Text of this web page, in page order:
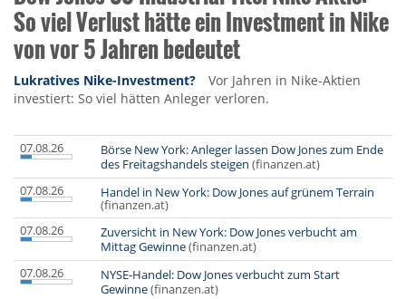
So viel Verlust hätte ein Investment in Nike
von vor 5 Jahren bedeutet
Lukratives Nike-Investment?
Vor Jahren in Nike-Aktien
investiert: So viel hätten Anleger verloren.
07.08.26
Börse New York: Anleger lassen Dow Jones zum Ende
des Freitagshandels steigen (finanzen.at)
07.08.26
Handel in New York: Dow Jones auf grünem Terrain
(finanzen.at)
07.08.26
Zuversicht in New York: Dow Jones verbucht am
Mittag Gewinne(finanzen.at)
07.08.26
NYSE-Handel: Dow Jones verbucht zum Start
Gewinne(finanzen.at)